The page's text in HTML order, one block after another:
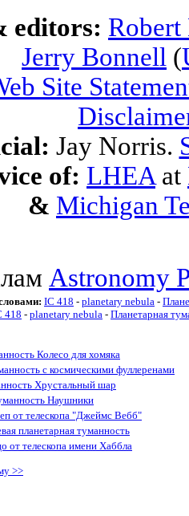
editors:
Jerry Bonnell (
Site
Jay Norris.
of: LHEA at
& Michigan
Astronomy
IC 418 - planetary nebula -
418 - planetary nebula - Планетарная
Колесо для хомяка
с космическими фуллеренами
Хрустальный шар
Наушники
от телескопа "Джеймс Вебб"
планетарная туманность
от телескопа имени Хаббла
>>